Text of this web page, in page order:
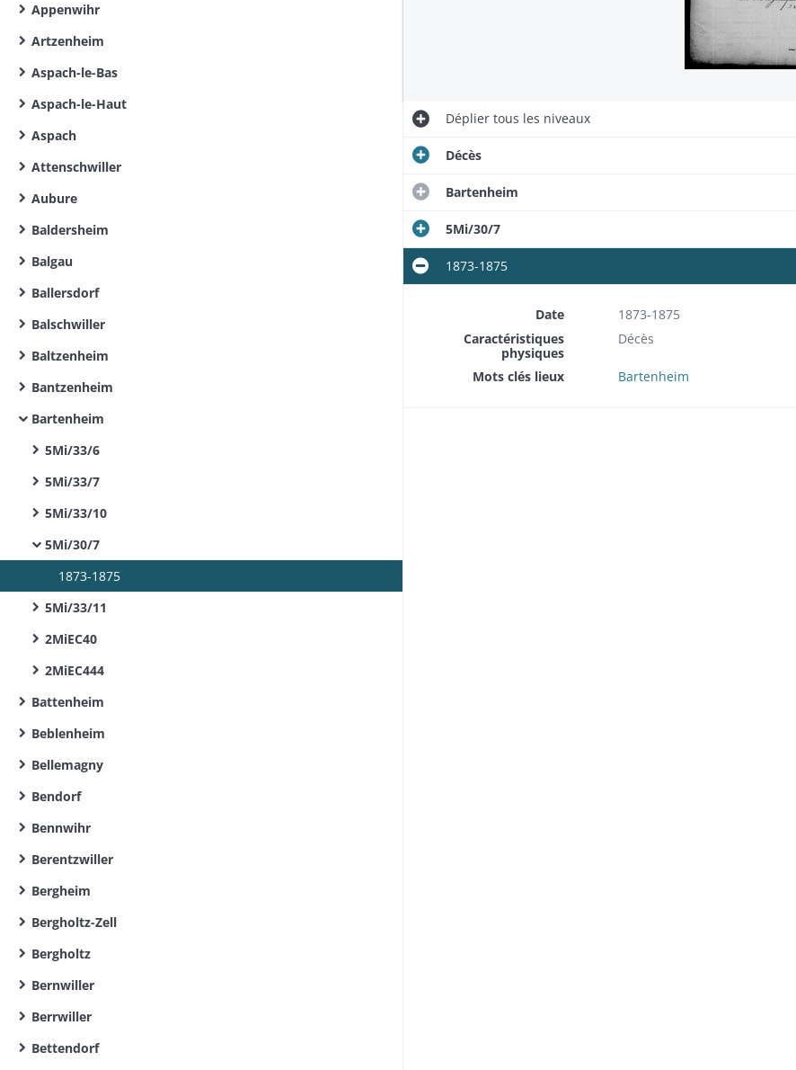
Appenwihr
Artzenheim
Aspach-le-Bas
Aspach-le-Haut
Aspach
Attenschwiller
Aubure
Baldersheim
Balgau
Ballersdorf
Balschwiller
Baltzenheim
Bantzenheim
Bartenheim
5Mi/33/6
5Mi/33/7
5Mi/33/10
5Mi/30/7
1873-1875
5Mi/33/11
2MiEC40
2MiEC444
Battenheim
Beblenheim
Bellemagny
Bendorf
Bennwihr
Berentzwiller
Bergheim
Bergholtz-Zell
Bergholtz
Bernwiller
Berrwiller
Bettendorf
Dépliertous les niveaux
Décès
Bartenheim
5Mi/30/7
1873-1875
Date
1873-1875
Caractéristiques
physiques
Décès
Mots clés lieux Bartenheim